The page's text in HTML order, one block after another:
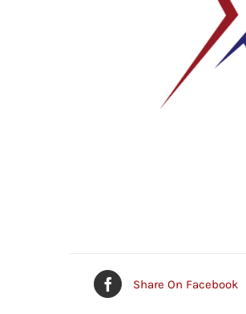
Share On Facebook